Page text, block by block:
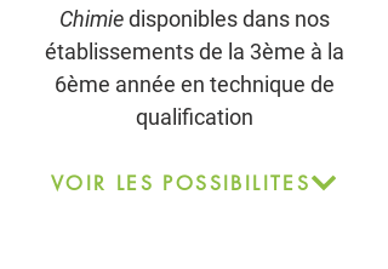
Chimiedisponibles dans nos
établissements de la 3ème à la
6ème année en technique de
qualification
VOIR LES POSSIBILITES